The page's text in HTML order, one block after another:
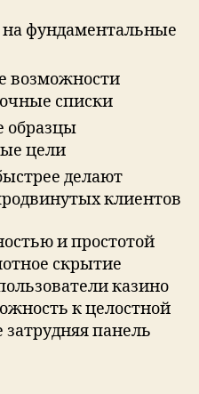
фундаментальные
возможности
списки
образцы
цели
делают
клиентов
и простотой
скрытие
казино
к целостной
панель